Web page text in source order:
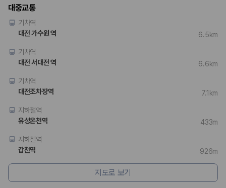
2000만 고객이 선택한 렌트카 가격비교 플랫폼
격비교 플랫폼입니다.
20,871,562
사용자 리뷰
예약 가능 차량
67,123대
1,829개
제주렌트카 가격비교 자주 묻는 질문
Q. 제주렌트카 가격비교는 카모아에서 어떻게 하나요?
대중교통
기차역
대전 가수원 역
6.5km
기차역
대전 서대전 역
6.6km
기차역
대전조차장역
7.1km
지하철역
유성온천역
433m
지하철역
갑천역
926m
지도로 보기